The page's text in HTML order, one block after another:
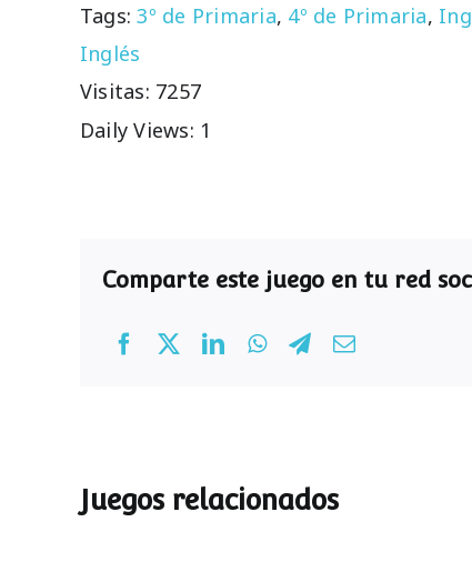
Tags:3º de Primaria, 4º de Primaria,
Inglés
Visitas: 7257
Daily Views: 1
Comparte este juego en tu red
Juegos relacionados